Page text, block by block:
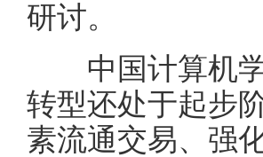
研讨。
中国计算机学
转型还处于起步
素流通交易、强